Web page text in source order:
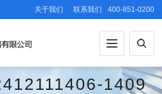
关于我们 联系我们 400-851-0200
1409